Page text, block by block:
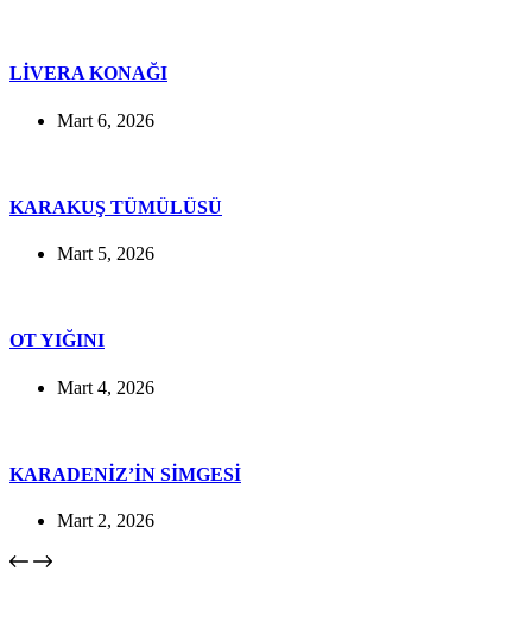
LİVERA KONAĞI
Mart 6, 2026
KARAKUŞ TÜMÜLÜSÜ
Mart 5, 2026
OT YIĞINI
Mart 4, 2026
KARADENİZ’İN SİMGESİ
Mart 2, 2026